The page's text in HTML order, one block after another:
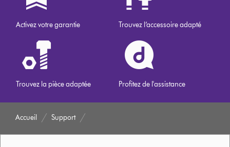
Activez votre garantie Trouvez l’accessoire adapté
Trouvez la pièce adaptée Profitez de l'assistance
Accueil Support